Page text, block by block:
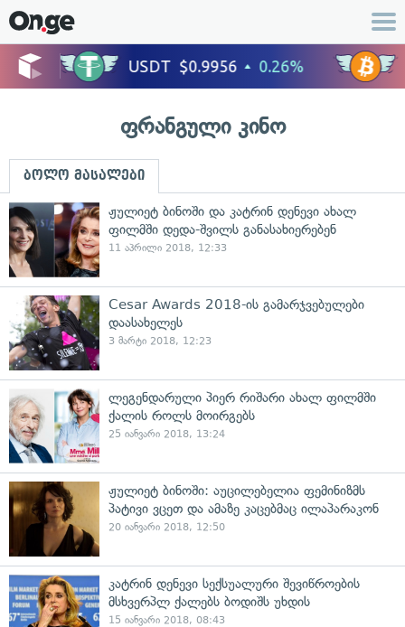
ფრანგული კინო
ბოლო მასალები
ჟულიეტ ბინოში და კატრინ დენევი ახალ
ფილმში დედა-შვილს განასახიერებენ
11 აპრილი 2018, 12:33
Cesar Awards 2018-ის გამარჯვებულები
დაასახელეს
3 მარტი 2018, 12:23
ლეგენდარული პიერ რიშარი ახალ ფილმში
ქალის როლს მოირგებს
25 იანვარი 2018, 13:24
ჟულიეტ ბინოში: აუცილებელია ფემინიზმს
პატივი ვცეთ და ამაზე კაცებმაც ილაპარაკონ
20 იანვარი 2018, 12:50
კატრინ დენევი სექსუალური შევიწროების
მსხვერპლ ქალებს ბოდიშს უხდის
15 იანვარი 2018, 08:43